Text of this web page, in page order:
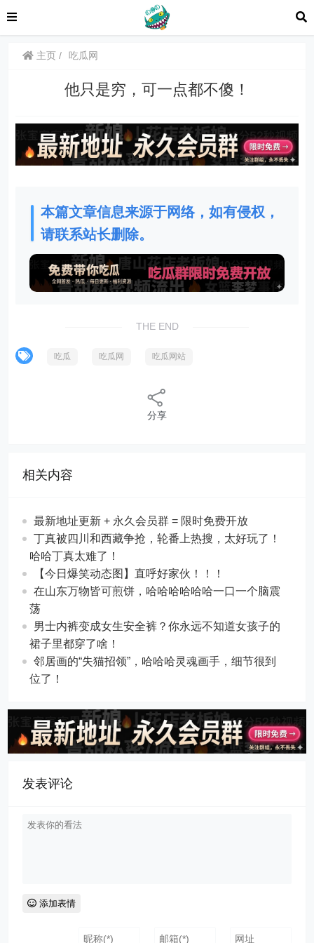
主页 吃瓜网
他只是穷，可一点都不傻！
本篇文章信息来源于网络，如有侵权，
请联系站长删除。
THE END
吃瓜 吃瓜网 吃瓜网站
分享
相关内容
最新地址更新 + 永久会员群 = 限时免费开放
丁真被四川和西藏争抢，轮番上热搜，太好玩了！
哈哈丁真太难了！
【今日爆笑动态图​】直呼好家伙！！！
在山东万物皆可煎饼，哈哈哈哈哈哈一口一个脑震
荡
男士内裤变成女生安全裤？你永远不知道女孩子的
裙子里都穿了啥！
邻居画的“失猫招领”，哈哈哈灵魂画手，细节很到
位了！
发表评论
添加表情